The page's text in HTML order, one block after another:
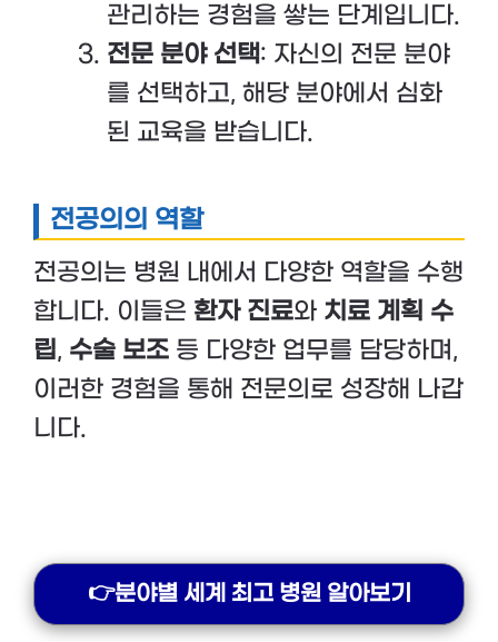
관리하는 경험을 쌓는 단계입니다.
전문 분야 선택: 자신의 전문 분야
를 선택하고, 해당 분야에서 심화
된 교육을 받습니다.
전공의의 역할
전공의는 병원 내에서 다양한 역할을 수행
합니다. 이들은 환자 진료와 치료 계획 수
립, 수술 보조 등 다양한 업무를 담당하며,
이러한 경험을 통해 전문의로 성장해 나갑
니다.
👉분야별 세계 최고 병원 알아보기